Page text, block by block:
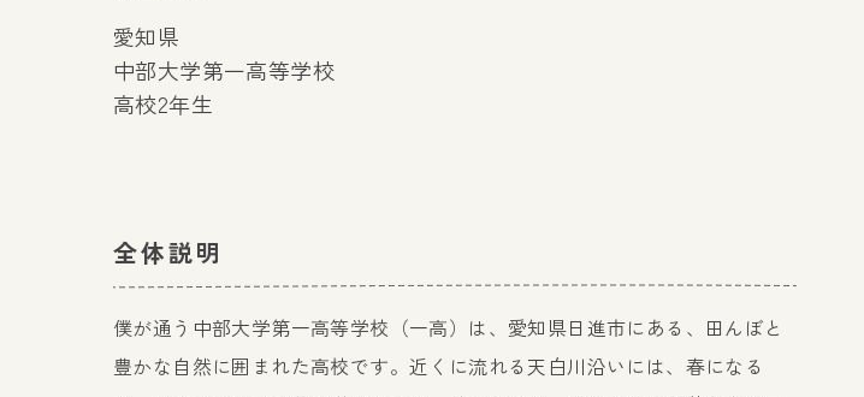
愛知県
中部大学第一高等学校
高校2年生
全体説明
僕が通う中部大学第一高等学校（一高）は、愛知県日進市にある、田んぼと
豊かな自然に囲まれた高校です。近くに流れる天白川沿いには、春になる